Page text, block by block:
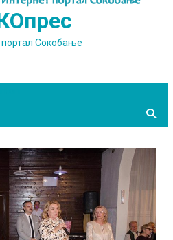
портал Сокобање